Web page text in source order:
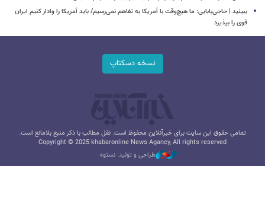
ببینید | حاجی‌بابایی: ما هیچ‌وقت با آمریکا به تفاهم نمی‌رسیم/ باید آمریکا را وادار کنیم ایران
قوی را بپذیرد
نسخه دسکتاپ
تمامی حقوق این سایت برای خبرآنلاین محفوظ است. نقل مطالب با ذکر منبع بلامانع است.
Copyright © 2025 khabaronline News Agancy, All rights reserved
طراحی و تولید: نستوه